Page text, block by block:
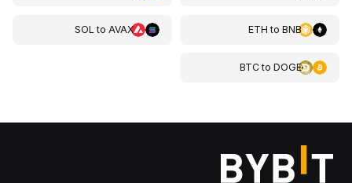
ETH toBNB
SOL toAVAX
BTCtoDOGE